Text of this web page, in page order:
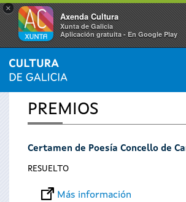
×
Axenda Cultura
Xunta de Galicia
Aplicación gratuíta - En Google Play
Se
encuentra
usted
INICIO
PREMIOS
Certamen de Poesía Concello de
RESUELTO
Más información